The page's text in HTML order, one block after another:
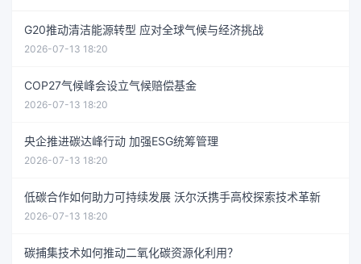
G20推动清洁能源转型 应对全球气候与经济挑战
2026-07-13 18:20
COP27气候峰会设立气候赔偿基金
2026-07-13 18:20
央企推进碳达峰行动 加强ESG统筹管理
2026-07-13 18:20
低碳合作如何助力可持续发展 沃尔沃携手高校探索技术革新
2026-07-13 18:20
碳捕集技术如何推动二氧化碳资源化利用？